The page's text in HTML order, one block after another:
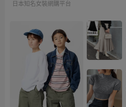
日本知名女裝網購平台